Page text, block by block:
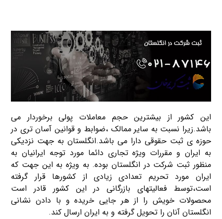
این کشور از بیشترین حجم معاملات پولی برخوردار می
باشد.زیرا نسبت به سایر ممالک ،ضوابط و قوانین آسان تری در
حوزه ی ثبت حقوقی دارا می باشد.انگلستان به جهت نزدیکی
به ایران و مقررات ویژه تجاری دائما مورد توجه ایرانیان به
منظور ثبت شرکت در انگلستان بوده. به ویژه به این جهت که
ایران مورد تحریم تعدادی زیادی از کشورها قرار گرفته
است،توسط فعالیتهای بازرگانی در این کشور قادر است
محصولات خویش را از هر جایی خریده و با دادن نشانی
انگلستان آنان را تحویل گرفته و به ایران ارسال کند.